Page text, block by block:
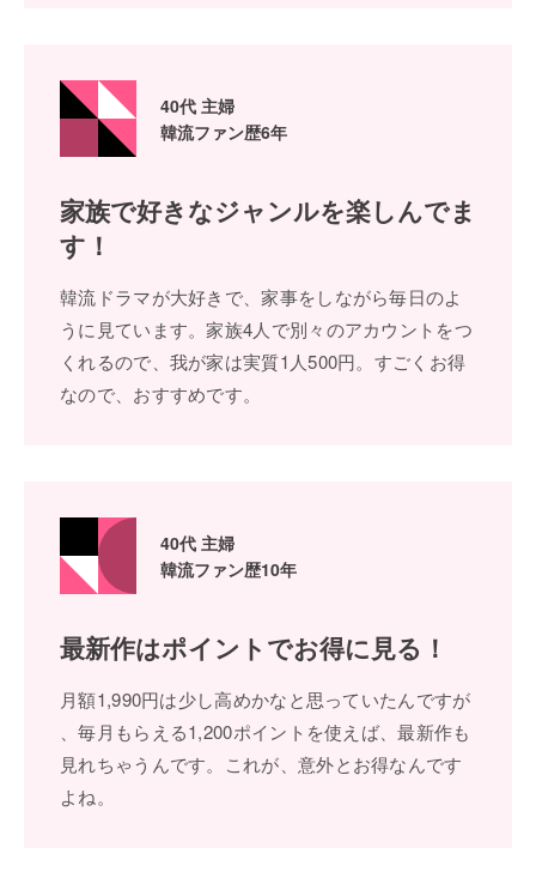
40代 主婦
韓流ファン歴6年
家族で好きなジャンルを楽しんでま
す！
韓流ドラマが⼤好きで、家事をしながら毎⽇のよ
うに⾒ています。家族4⼈で別々のアカウントをつ
くれるので、我が家は実質1⼈500円。すごくお得
なので、おすすめです。
40代 主婦
韓流ファン歴10年
最新作はポイントでお得に⾒る！
⽉額1,990円は少し⾼めかなと思っていたんですが
、毎⽉もらえる1,200ポイントを使えば、最新作も
⾒れちゃうんです。これが、意外とお得なんです
よね。